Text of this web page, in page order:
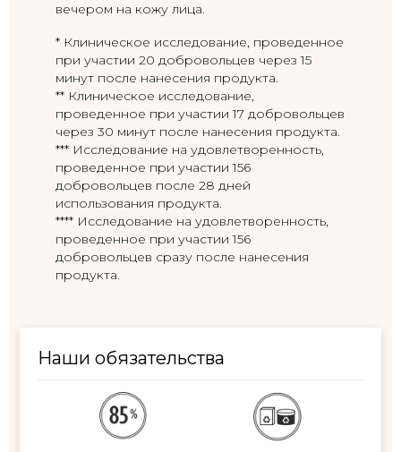
вечером на кожу лица.
* Клиническое исследование, проведенное
при участии 20 добровольцев через 15
минут после нанесения продукта.
** Клиническое исследование,
проведенное при участии 17 добровольцев
через 30 минут после нанесения продукта.
*** Исследование на удовлетворенность,
проведенное при участии 156
добровольцев после 28 дней
использования продукта.
**** Исследование на удовлетворенность,
проведенное при участии 156
добровольцев сразу после нанесения
продукта.
Наши обязательства